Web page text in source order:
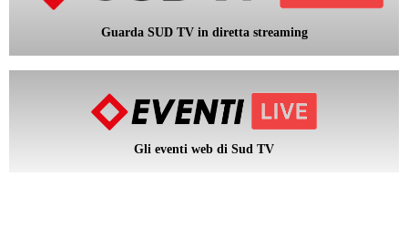
Guarda SUD TV in diretta streaming
Gli eventi web di Sud TV